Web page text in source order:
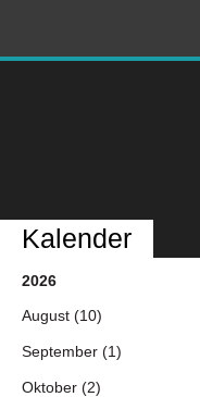
Kalender
2026
August (10)
September (1)
Oktober (2)